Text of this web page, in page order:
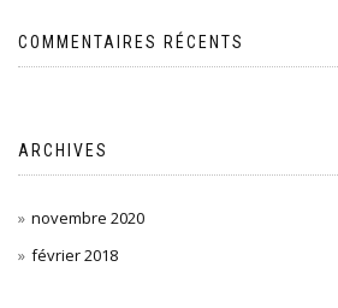
COMMENTAIRES RÉCENTS
ARCHIVES
novembre 2020
février 2018